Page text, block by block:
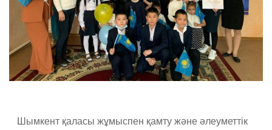
Шымкент қаласы жұмыспен қамту және әлеуметтік